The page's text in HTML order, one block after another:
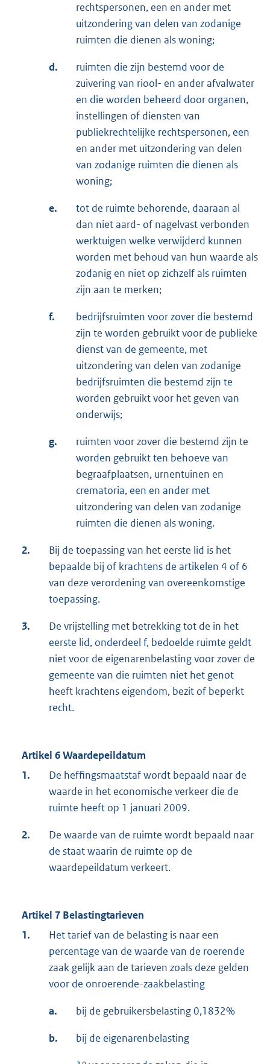
rechtspersonen, een en ander met
uitzondering van delen van zodanige
ruimten die dienen als woning;
d.
ruimten die zijn bestemd voor de
zuivering van riool- en ander afvalwater
en die worden beheerd door organen,
instellingen of diensten van
publiekrechtelijke rechtspersonen, een
en ander met uitzondering van delen
van zodanige ruimten die dienen als
woning;
e.
tot de ruimte behorende, daaraan al
dan niet aard- of nagelvast verbonden
werktuigen welke verwijderd kunnen
worden met behoud van hun waarde als
zodanig en niet op zichzelf als ruimten
zijn aan te merken;
f.
bedrijfsruimten voor zover die bestemd
zijn te worden gebruikt voor de publieke
dienst van de gemeente, met
uitzondering van delen van zodanige
bedrijfsruimten die bestemd zijn te
worden gebruikt voor het geven van
onderwijs;
g.
ruimten voor zover die bestemd zijn te
worden gebruikt ten behoeve van
begraafplaatsen, urnentuinen en
crematoria, een en ander met
uitzondering van delen van zodanige
ruimten die dienen als woning.
2.
Bij de toepassing van het eerste lid is het
bepaalde bij of krachtens de artikelen 4 of 6
van deze verordening van overeenkomstige
toepassing.
3.
De vrijstelling met betrekking tot de in het
eerste lid, onderdeel f, bedoelde ruimte geldt
niet voor de eigenarenbelasting voor zover de
gemeente van die ruimten niet het genot
heeft krachtens eigendom, bezit of beperkt
recht.
Artikel 6 Waardepeildatum
1.
De heffingsmaatstaf wordt bepaald naar de
waarde in het economische verkeer die de
ruimte heeft op 1 januari 2009.
2.
De waarde van de ruimte wordt bepaald naar
de staat waarin de ruimte op de
waardepeildatum verkeert.
Artikel 7 Belastingtarieven
1.
Het tarief van de belasting is naar een
percentage van de waarde van de roerende
zaak gelijk aan de tarieven zoals deze gelden
voor de onroerende-zaakbelasting
a. bij de gebruikersbelasting 0,1832%
b. bij de eigenarenbelasting